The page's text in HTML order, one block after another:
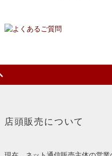
店頭販売について